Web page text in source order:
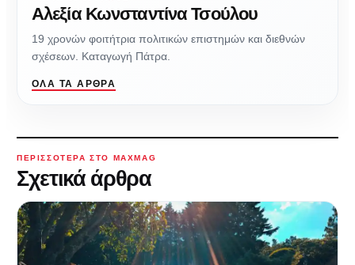
Αλεξία Κωνσταντίνα Τσούλου
19 χρονών φοιτήτρια πολιτικών επιστημών και διεθνών
σχέσεων. Καταγωγή Πάτρα.
ΌΛΑ ΤΑ ΆΡΘΡΑ
ΠΕΡΙΣΣΌΤΕΡΑ ΣΤΟ MAXMAG
Σχετικά άρθρα